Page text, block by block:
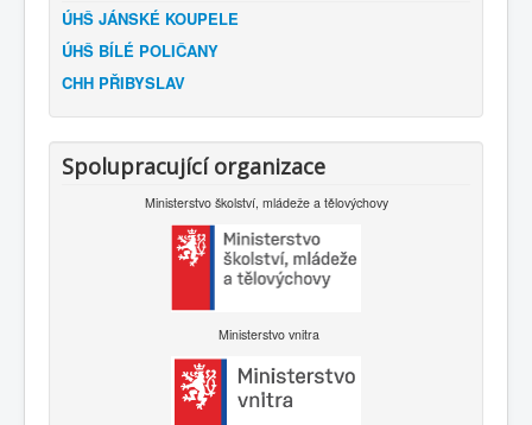
ÚHŠ JÁNSKÉ KOUPELE
ÚHŠ BÍLÉ POLIČANY
CHH PŘIBYSLAV
Spolupracující organizace
Ministerstvo školství, mládeže a tělovýchovy
Ministerstvo vnitra